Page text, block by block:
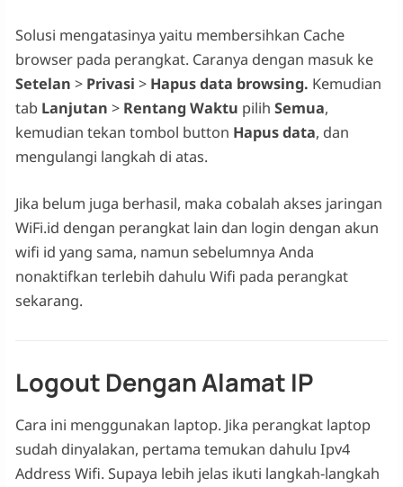
Solusi mengatasinya yaitu membersihkan Cache
browser pada perangkat. Caranya dengan masuk ke
Setelan > Privasi > Hapus data browsing. Kemudian
tab Lanjutan > Rentang Waktu pilih Semua,
kemudian tekan tombol button Hapus data, dan
mengulangi langkah di atas.
Jika belum juga berhasil, maka cobalah akses jaringan
WiFi.id dengan perangkat lain dan login dengan akun
wifi id yang sama, namun sebelumnya Anda
nonaktifkan terlebih dahulu Wifi pada perangkat
sekarang.
Logout Dengan Alamat IP
Cara ini menggunakan laptop. Jika perangkat laptop
sudah dinyalakan, pertama temukan dahulu Ipv4
Address Wifi. Supaya lebih jelas ikuti langkah-langkah